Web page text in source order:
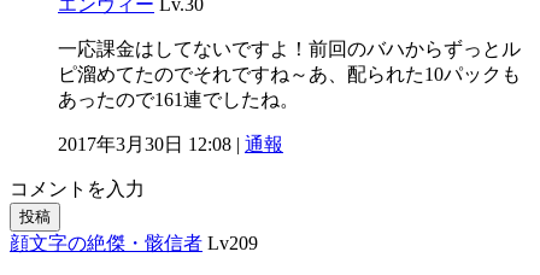
一応課金はしてないですよ！前回のバハからずっとル
ピ溜めてたのでそれですね～あ、配られた10パックも
あったので161連でしたね。
2017年3月30日 12:08 | 通報
コメントを入力
投稿
顔文字の絶傑・骸信者 Lv209